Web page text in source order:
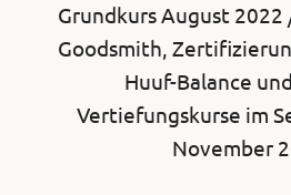
Grundkurs August 2022
Goodsmith,
Huuf-Balance
Vertiefungskurse im
November